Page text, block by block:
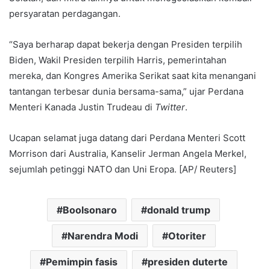
persyaratan perdagangan.
“Saya berharap dapat bekerja dengan Presiden terpilih
Biden, Wakil Presiden terpilih Harris, pemerintahan
mereka, dan Kongres Amerika Serikat saat kita menangani
tantangan terbesar dunia bersama-sama,” ujar Perdana
Menteri Kanada Justin Trudeau di Twitter.
Ucapan selamat juga datang dari Perdana Menteri Scott
Morrison dari Australia, Kanselir Jerman Angela Merkel,
sejumlah petinggi NATO dan Uni Eropa. [AP/ Reuters]
Boolsonaro donald trump
Narendra Modi Otoriter
Pemimpin fasis presiden duterte